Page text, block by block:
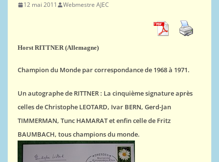
12 mai 2011 Webmestre AJEC
Horst RITTNER (Allemagne)
Champion du Monde par correspondance de 1968 à 1971.
Un autographe de RITTNER : La cinquième signature après
celles de Christophe LEOTARD, Ivar BERN, Gerd-Jan
TIMMERMAN, Tunc HAMARAT et enfin celle de Fritz
BAUMBACH, tous champions du monde.